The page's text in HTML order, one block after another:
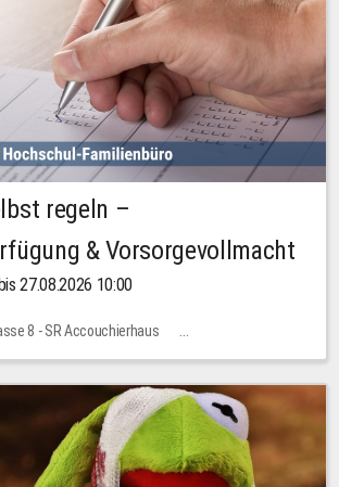
regeln –
& Vorsorgevollmacht
27.08.2026 10:00
8 - SR Accouchierhaus